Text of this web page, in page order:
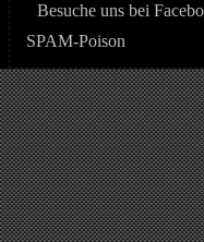
Besuche uns bei
SPAM-Poison